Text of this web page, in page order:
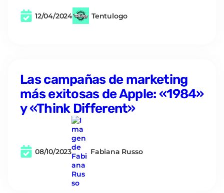
12/04/2024 Tentulogo
Las campañas de marketing
más exitosas de Apple: «1984»
y «Think Different»
08/10/2023 Fabiana Russo